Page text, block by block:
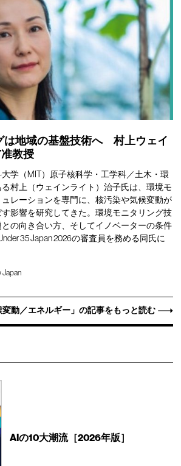
は地域の基盤技術へ 村上ウェイ
教授
学（MIT）原子核科学・工学科／土木・環
村上（ウェインライト）治子氏は、環境モ
レーションを専門に、核汚染や気候変動が
影響を研究してきた。環境モニタリング技
の向き合い方、そしてイノベーターの条件
35 Japan 2026の審査員を務める同氏に
Japan
変動／エネルギー」の記事をもっと読む
AIの10大潮流［2026年版］